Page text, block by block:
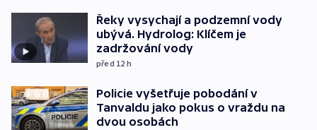
Řeky vysychají a podzemní vody
ubývá. Hydrolog: Klíčem je
zadržování vody
před 12 h
Policie vyšetřuje pobodání v
Tanvaldu jako pokus o vraždu na
dvou osobách